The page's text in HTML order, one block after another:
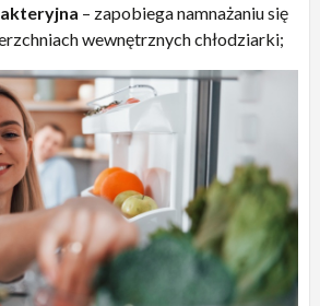
– zapobiega namnażaniu się
wewnętrznych chłodziarki;